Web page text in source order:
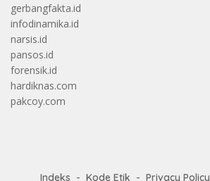
gerbangfakta.id
infodinamika.id
narsis.id
pansos.id
forensik.id
hardiknas.com
pakcoy.com
Indeks Kode Etik Privacy Policy